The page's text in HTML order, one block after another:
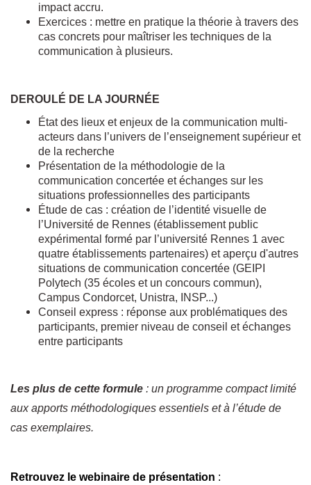
impact accru.
Exercices : mettre en pratique la théorie à travers des
cas concrets pour maîtriser les techniques de la
communication à plusieurs.
DEROULÉ DE LA JOURNÉE
État des lieux et enjeux de la communication multi-
acteurs dans l’univers de l’enseignement supérieur et
de la recherche
Présentation de la méthodologie de la
communication concertée et échanges sur les
situations professionnelles des participants
Étude de cas : création de l’identité visuelle de
l’Université de Rennes (établissement public
expérimental formé par l’université Rennes 1 avec
quatre établissements partenaires) et aperçu d'autres
situations de communication concertée (GEIPI
Polytech (35 écoles et un concours commun),
Campus Condorcet, Unistra, INSP...)
Conseil express : réponse aux problématiques des
participants, premier niveau de conseil et échanges
entre participants
Les plus de cette formule : un programme compact limité
aux apports méthodologiques essentiels et à l’étude de
cas exemplaires.
Retrouvez le webinaire de présentation :